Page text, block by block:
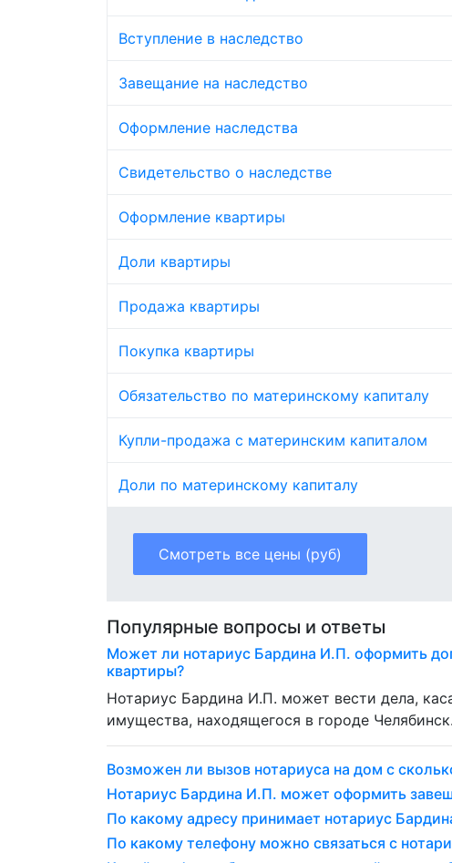
Вступление в наследство
Завещание на наследство
Оформление наследства
Свидетельство о наследстве
Оформление квартиры
Доли квартиры
Продажа квартиры
Покупка квартиры
Обязательство по материнскому капиталу
Купли-продажа с материнским капиталом
Доли по материнскому капиталу
Смотреть все цены (руб)
Популярные вопросы и ответы
Может ли нотариус Бардина И.П. оформить
квартиры?
Нотариус Бардина И.П. может вести дела,
имущества, находящегося в городе Челябинск.
Возможен ли вызов нотариуса на дом с
Нотариус Бардина И.П. может оформить
По какому адресу принимает нотариус
По какому телефону можно связаться с